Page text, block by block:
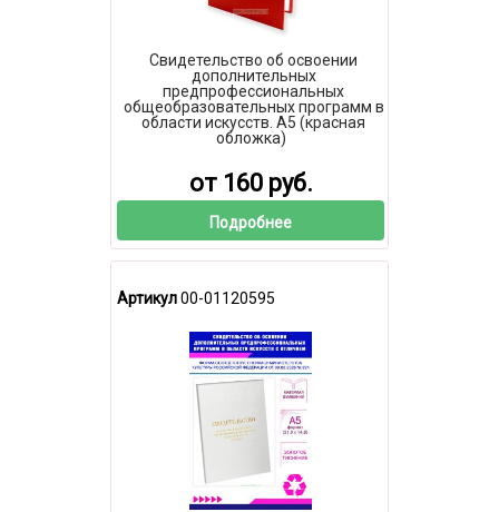
Свидетельство об освоении
дополнительных
предпрофессиональных
общеобразовательных программ в
области искусств. А5 (красная
обложка)
от 160 руб.
Подробнее
Артикул00-01120595